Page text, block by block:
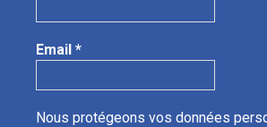
Email *
Nous protégeons vos données